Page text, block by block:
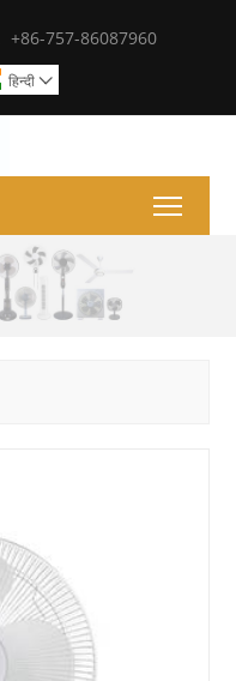
+86-757-86087960
हिन्दी 